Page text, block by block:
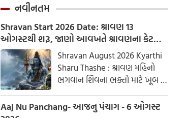
નવીનતમ
Shravan Start 2026 Date: શ્રાવણ 13
ઓગસ્ટથી શરૂ, જાણો આવખતે શ્રાવણના કેટલા
સોમવાર રહેશે
Shravan August 2026 Kyarthi
Sharu Thashe : શ્રાવણ મહિનો
ભગવાન શિવના ભક્તો માટે ખૂબ જ
ખાસ છે. આ મહિનામાં ભગવાન
શિવની પૂજા કરવાથી ઈચ્છાઓ
Aaj Nu Panchang- આજનુ પંચાગ - 6 ઓગસ્ટ